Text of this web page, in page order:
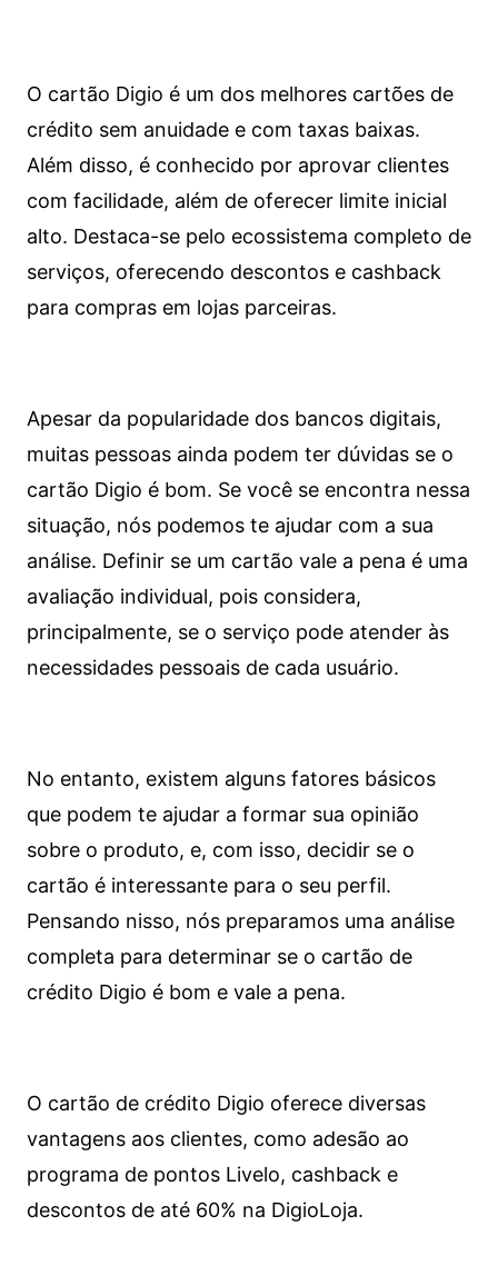
O cartão Digio é um dos melhores cartões de
crédito sem anuidade e com taxas baixas.
Além disso, é conhecido por aprovar clientes
com facilidade, além de oferecer limite inicial
alto. Destaca-se pelo ecossistema completo de
serviços, oferecendo descontos e cashback
para compras em lojas parceiras.
Apesar da popularidade dos bancos digitais,
muitas pessoas ainda podem ter dúvidas se o
cartão Digio é bom. Se você se encontra nessa
situação, nós podemos te ajudar com a sua
análise. Definir se um cartão vale a pena é uma
avaliação individual, pois considera,
principalmente, se o serviço pode atender às
necessidades pessoais de cada usuário.
No entanto, existem alguns fatores básicos
que podem te ajudar a formar sua opinião
sobre o produto, e, com isso, decidir se o
cartão é interessante para o seu perfil.
Pensando nisso, nós preparamos uma análise
completa para determinar se o cartão de
crédito Digio é bom e vale a pena.
O cartão de crédito Digio oferece diversas
vantagens aos clientes, como adesão ao
programa de pontos Livelo, cashback e
descontos de até 60% na DigioLoja.